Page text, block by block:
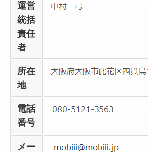
運営
統括
責任
者
所在
地
電話
番号
メー